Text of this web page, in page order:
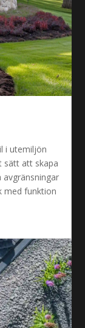
i utemiljön
sätt att skapa
avgränsningar
med funktion